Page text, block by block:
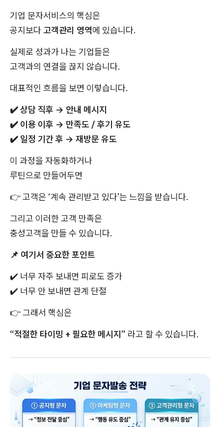
기업 문자서비스의 핵심은
공지보다고객관리 영역에 있습니다.
실제로 성과가 나는 기업들은
고객과의 연결을 끊지 않습니다.
대표적인 흐름을 보면 이렇습니다.
✔️상담 직후 → 안내 메시지
✔️ 이용 이후 → 만족도 / 후기 유도
✔️ 일정 기간 후 → 재방문 유도
이 과정을 자동화하거나
루틴으로 만들어두면
👉고객은 ‘계속 관리받고 있다’는 느낌을 받습니다.
그리고 이러한 고객 만족은
충성고객을 만들 수 있습니다.
📌 여기서 중요한 포인트
✔️ 너무 자주 보내면 피로도 증가
✔️ 너무 안 보내면 관계 단절
👉그래서 핵심은
“적절한 타이밍 + 필요한 메시지” 라고 할 수 있습니다.